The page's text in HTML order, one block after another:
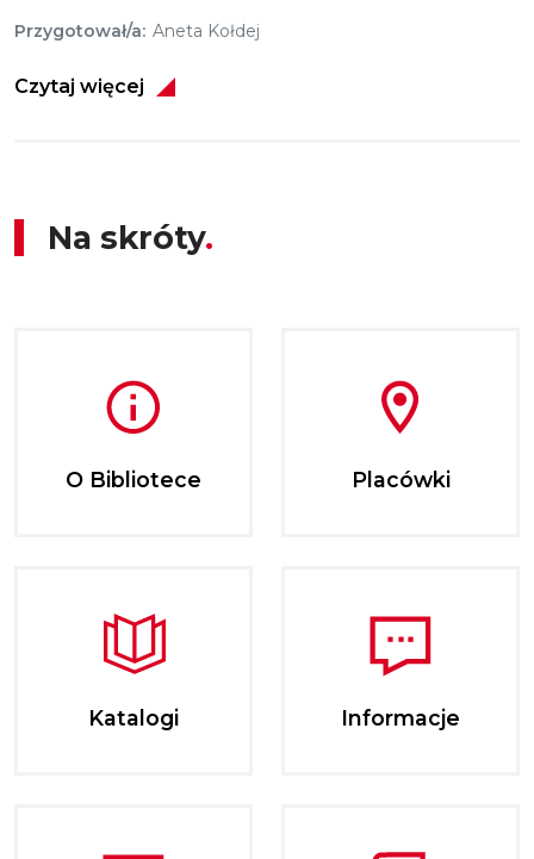
Przygotował/a Aneta Kołdej
Czytaj więcej
Na skróty
O Bibliotece Placówki
Katalogi Informacje